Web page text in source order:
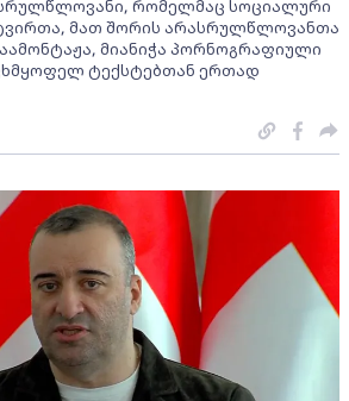
რომელმაც სოციალური
მათ შორის არასრულწლოვანთა
მიანიჭა პორნოგრაფიული
ტექსტებთან ერთად